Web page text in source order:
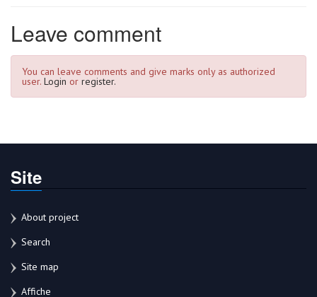
Leave comment
You can leave comments and give marks only as authorized
user. Login or register.
Site
About project
Search
Site map
Affiche